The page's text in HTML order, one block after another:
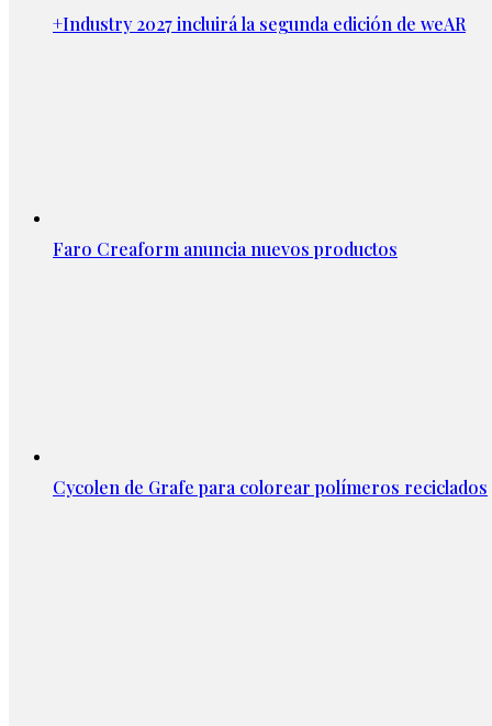
+Industry 2027 incluirá la segunda edición de weAR
Faro Creaform anuncia nuevos productos
Cycolen de Grafe para colorear polímeros reciclados